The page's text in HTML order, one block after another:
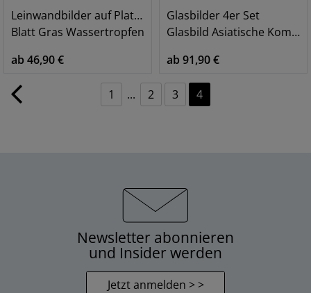
Leinwandbilder auf Platte, Set
Blatt Gras Wassertropfen
ab 46,90 €
Glasbilder 4er Set
Glasbild Asiatische Komposition Orchidee Zen
ab 91,90 €
1 ... 2 3 4
Newsletter abonnieren
und Insider werden
Jetzt anmelden > >